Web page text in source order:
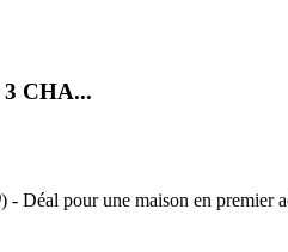
CHA...
) - Déal pour une maison en premier